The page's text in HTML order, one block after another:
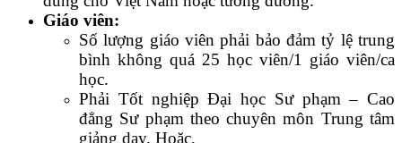
Giáo viên:
Số lượng giáo viên phải bảo đảm tỷ lệ trung
bình không quá 25 học viên/1 giáo viên/ca
học.
Phải Tốt nghiệp Đại học Sư phạm – Cao
đẳng Sư phạm theo chuyên môn Trung tâm
giảng dạy. Hoặc,